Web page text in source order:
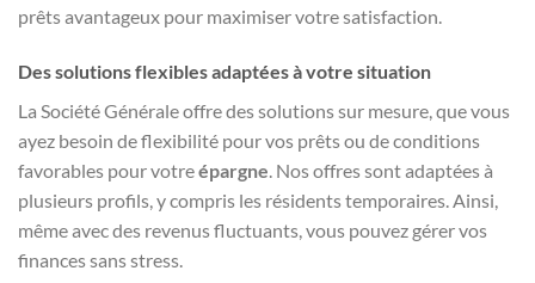
prêts avantageux pour maximiser votre satisfaction.
Des solutions flexibles adaptées à votre situation
La Société Générale offre des solutions sur mesure, que vous
ayez besoin de flexibilité pour vos prêts ou de conditions
favorables pour votreépargne. Nos offres sont adaptées à
plusieurs profils, y compris les résidents temporaires. Ainsi,
même avec des revenus fluctuants, vous pouvez gérer vos
finances sans stress.